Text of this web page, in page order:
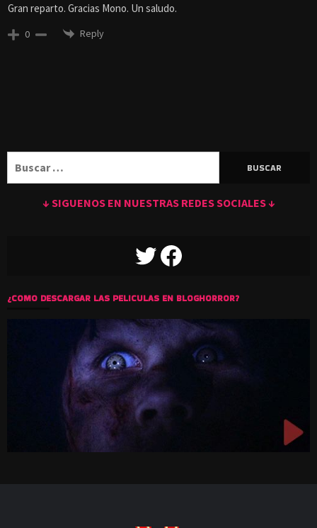
Gran reparto. Gracias Mono. Un saludo.
0 Reply
↓ SIGUENOS EN NUESTRAS REDES SOCIALES ↓
TWITTERFACEBOOK
¿COMO DESCARGAR LAS PELICULAS EN BLOGHORROR?